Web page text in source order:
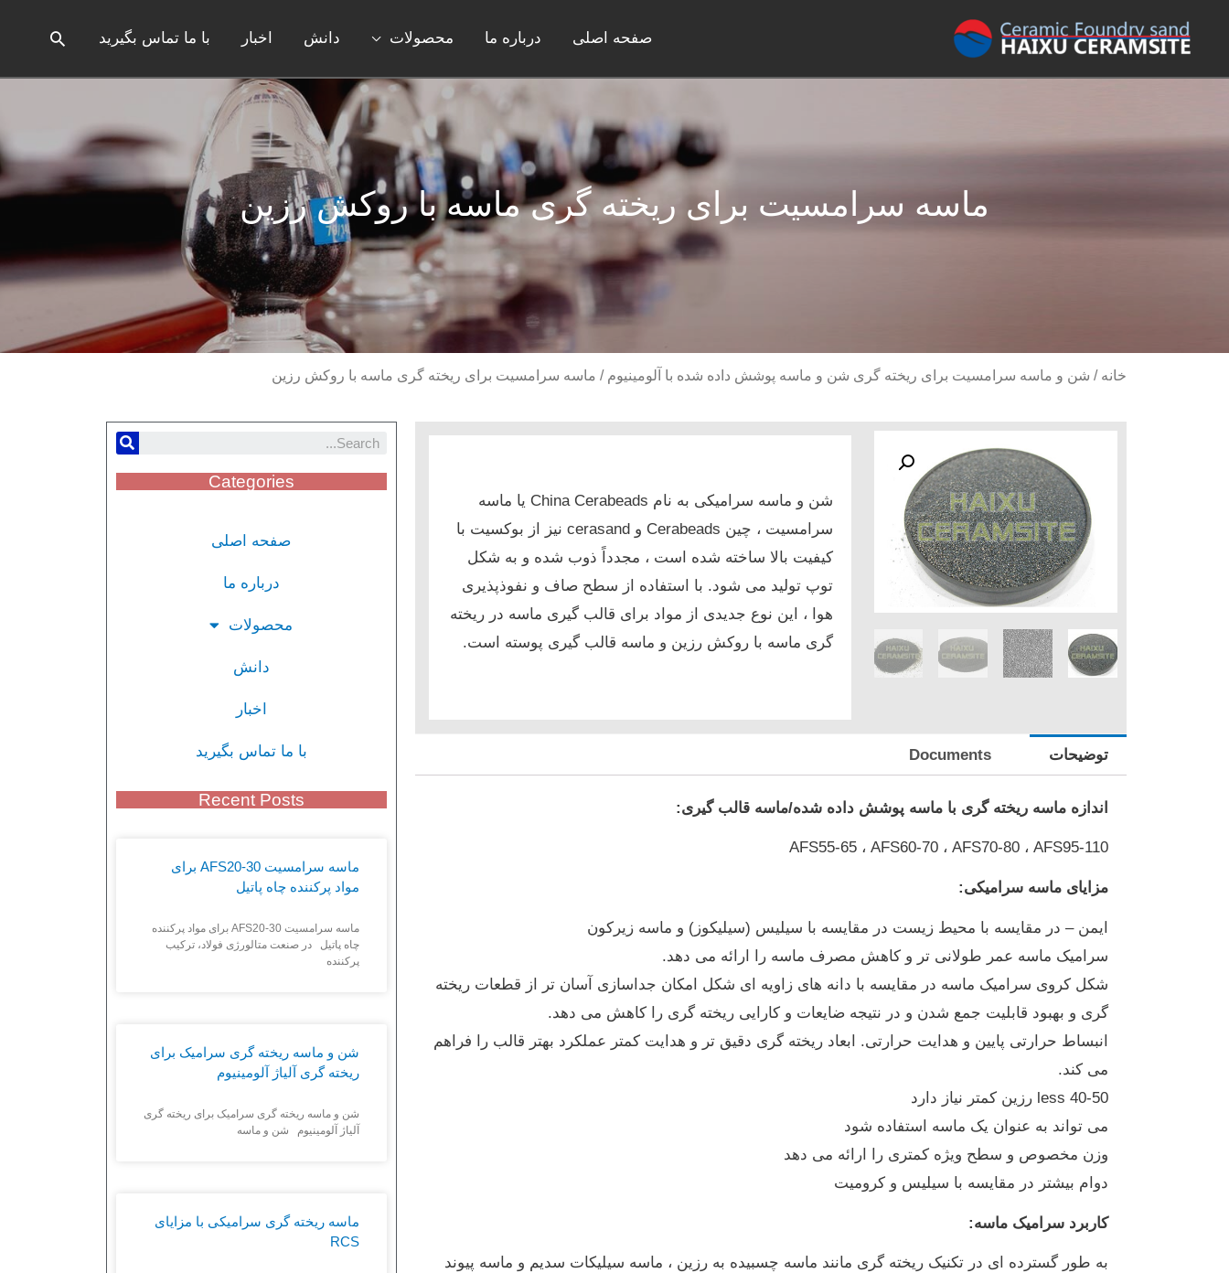
صفحه اصلی درباره ما محصولات دانش اخبار با ما تماس بگیرید
ماسه سرامسیت برای ریخته گری ماسه با روکش رزین
خانه / شن و ماسه سرامسیت برای ریخته گری شن و ماسه پوشش داده شده با آلومینیوم / ماسه سرامسیت برای ریخته گری ماسه با روکش رزین
شن و ماسه سرامیکی به نام China Cerabeads یا ماسه
سرامسیت ، چین Cerabeads و cerasand نیز از بوکسیت با
کیفیت بالا ساخته شده است ، مجدداً ذوب شده و به شکل
توپ تولید می شود. با استفاده از سطح صاف و نفوذپذیری
هوا ، این نوع جدیدی از مواد برای قالب گیری ماسه در ریخته
گری ماسه با روکش رزین و ماسه قالب گیری پوسته است.
توضیحات Documents
اندازه ماسه ریخته گری با ماسه پوشش داده شده/ماسه قالب گیری:
AFS55-65 ، AFS60-70 ، AFS70-80 ، AFS95-110
مزایای ماسه سرامیکی:
ایمن – در مقایسه با محیط زیست در مقایسه با سیلیس (سیلیکوز) و ماسه زیرکون
سرامیک ماسه عمر طولانی تر و کاهش مصرف ماسه را ارائه می دهد.
شکل کروی سرامیک ماسه در مقایسه با دانه های زاویه ای شکل امکان جداسازی آسان تر از قطعات ریخته
گری و بهبود قابلیت جمع شدن و در نتیجه ضایعات و کارایی ریخته گری را کاهش می دهد.
انبساط حرارتی پایین و هدایت حرارتی.
ابعاد ریخته گری دقیق تر و هدایت کمتر عملکرد بهتر قالب را فراهم
می کند.
40-50 less رزین کمتر نیاز دارد
می تواند به عنوان یک ماسه استفاده شود
وزن مخصوص و سطح ویژه کمتری را ارائه می دهد
دوام بیشتر در مقایسه با سیلیس و کرومیت
کاربرد سرامیک ماسه:
به طور گسترده ای در تکنیک ریخته گری مانند ماسه چسبیده به رزین ، ماسه سیلیکات سدیم و ماسه پیوند
Categories
صفحه اصلی
درباره ما
محصولات
دانش
اخبار
با ما تماس بگیرید
Recent Posts
ماسه سرامسیت AFS20-30 برای
مواد پرکننده چاه پاتیل
ماسه سرامسیت AFS20-30 برای مواد پرکننده
چاه پاتیل در صنعت متالورژی فولاد، ترکیب
پرکننده
شن و ماسه ریخته گری سرامیک برای
ریخته گری آلیاژ آلومینیوم
شن و ماسه ریخته گری سرامیک برای ریخته گری
آلیاژ آلومینیوم شن و ماسه
ماسه ریخته گری سرامیکی با مزایای
RCS